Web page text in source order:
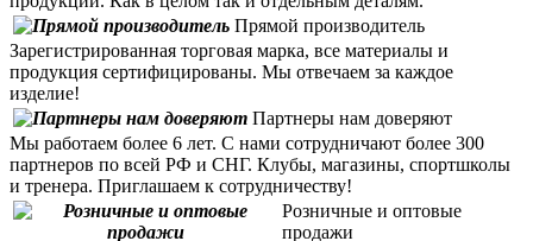
Прямой производитель
Зарегистрированная торговая марка, все материалы и
продукция сертифицированы. Мы отвечаем за каждое
изделие!
Партнеры нам доверяют
Мы работаем более 6 лет. С нами сотрудничают более 300
партнеров по всей РФ и СНГ. Клубы, магазины, спортшколы
и тренера. Приглашаем к сотрудничеству!
Розничные и оптовые
продажи